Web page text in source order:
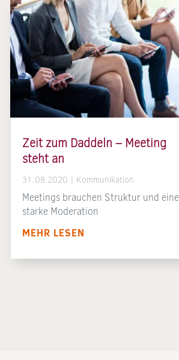
Zeit zum Daddeln – Meeting
steht an
31.08.2020 Kommunikation
Meetings brauchen Struktur und eine
starke Moderation
MEHR LESEN